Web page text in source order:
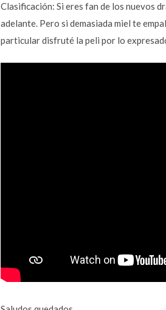
Clasificación: Si eres fan de los nuevos
adelante. Pero si demasiada miel te
particular disfruté la peli por lo